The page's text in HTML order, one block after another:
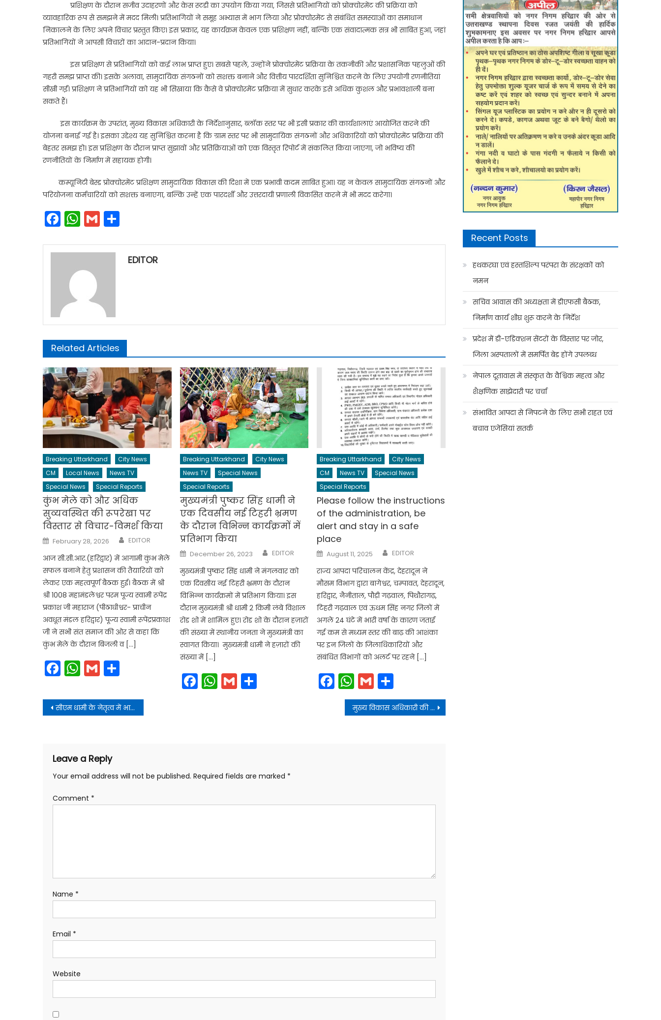
प्रशिक्षण के दौरान सजीव उदाहरणों और केस स्टडी का उपयोग किया गया, जिससे प्रतिभागियों को प्रोक्योरमेंट की प्रक्रिया को
व्यावहारिक रूप से समझने में मदद मिली। प्रतिभागियों ने समूह अभ्यास में भाग लिया और प्रोक्योरमेंट से संबंधित समस्याओं का समाधान
निकालने के लिए अपने विचार प्रस्तुत किए। इस प्रकार, यह कार्यक्रम केवल एक प्रशिक्षण नहीं, बल्कि एक संवादात्मक सत्र भी साबित हुआ, जहां
प्रतिभागियों ने आपसी विचारों का आदान-प्रदान किया।
इस प्रशिक्षण से प्रतिभागियों को कई लाभ प्राप्त हुए। सबसे पहले, उन्होंने प्रोक्योरमेंट प्रक्रिया के तकनीकी और प्रशासनिक पहलुओं की
गहरी समझ प्राप्त की। इसके अलावा, सामुदायिक संगठनों को सशक्त बनाने और वित्तीय पारदर्शिता सुनिश्चित करने के लिए उपयोगी रणनीतियां
सीखी गईं। प्रशिक्षण ने प्रतिभागियों को यह भी सिखाया कि कैसे वे प्रोक्योरमेंट प्रक्रिया में सुधार करके इसे अधिक कुशल और प्रभावशाली बना
सकते हैं।
इस कार्यक्रम के उपरांत, मुख्य विकास अधिकारी के निर्देशानुसार, ब्लॉक स्तर पर भी इसी प्रकार की कार्यशालाएं आयोजित करने की
योजना बनाई गई है। इसका उद्देश्य यह सुनिश्चित करना है कि ग्राम स्तर पर भी सामुदायिक संगठनों और अधिकारियों को प्रोक्योरमेंट प्रक्रिया की
बेहतर समझ हो। इस प्रशिक्षण के दौरान प्राप्त सुझावों और प्रतिक्रियाओं को एक विस्तृत रिपोर्ट में संकलित किया जाएगा, जो भविष्य की
रणनीतियों के निर्माण में सहायक होगी।
कम्यूनिटी बेस्ड प्रोक्योरमेंट प्रशिक्षण सामुदायिक विकास की दिशा में एक प्रभावी कदम साबित हुआ। यह न केवल सामुदायिक संगठनों और
परियोजना कर्मचारियों को सशक्त बनाएगा, बल्कि उन्हें एक पारदर्शी और उत्तरदायी प्रणाली विकसित करने में भी मदद करेगा।
Facebook
WhatsApp
Gmail
EDITOR
Related Articles
Breaking Uttarkhand
City News
CM
Local News
News TV
Special News
Special Reports
कुंभ मेले को और अधिक
सुव्यवस्थित की रूपरेखा पर
विस्तार से विचार-विमर्श किया
Posted
on
February 28, 2026 Author
EDITOR
आज सी.सी.आर.(हरिद्वार) में आगामी कुंभ मेले
सफल बनाने हेतु प्रशासन की तैयारियों को
लेकर एक महत्वपूर्ण बैठक हुई। बैठक में श्री
श्री 1008 महामंडलेश्वर परम पूज्य स्वामी रूपेंद्र
प्रकाश जी महाराज (पीठाधीश्वर- प्राचीन
अवधूत मंडल हरिद्वार) पूज्य स्वामी रूपेंद्रप्रकाश
जी ने सभी संत समाज की ओर से कहा कि
कुंभ मेले के दौरान बिजली व […]
Facebook
WhatsApp
Gmail
Breaking Uttarkhand
City News
News TV
Special News
Special Reports
मुख्यमंत्री पुष्कर सिंह धामी ने
एक दिवसीय नई टिहरी भ्रमण
के दौरान विभिन्न कार्यक्रमों में
प्रतिभाग किया
Posted
on
December 26, 2023 Author
EDITOR
मुख्यमंत्री पुष्कर सिंह धामी ने मंगलवार को
एक दिवसीय नई टिहरी भ्रमण के दौरान
विभिन्न कार्यक्रमों में प्रतिभाग किया। इस
दौरान मुख्यमंत्री श्री धामी 2 किमी लंबे विशाल
रोड शो में शामिल हुए। रोड शो के दौरान हज़ारों
की संख्या में स्थानीय जनता ने मुख्यमंत्री का
स्वागत किया। मुख्यमंत्री धामी ने हज़ारों की
संख्या में […]
Facebook
WhatsApp
GmailShare
Breaking Uttarkhand
City News
CM
News TV
Special News
Special Reports
Please follow the instructions
of the administration, be
alert and stay in a safe
place
Posted
on
August 11, 2025 Author
EDITOR
राज्य आपदा परिचालन केंद्र, देहरादून ने
मौसम विभाग द्वारा बागेश्वर, चम्पावत, देहरादून,
हरिद्वार, नैनीताल, पौड़ी गढ़वाल, पिथौरागढ़,
टिहरी गढ़वाल एवं ऊधम सिंह नगर जिलों में
अगले 24 घंटे में भारी वर्षा के कारण जताई
गई कम से मध्यम स्तर की बाढ़ की आशंका
पर इन जिलों के जिलाधिकारियों और
संबंधित विभागों को अलर्ट पर रहने […]
Facebook
WhatsApp
Gmail
Post
navigation
सीएम धामी के नेतृत्व में भाजपा का केदारनाथ में कीर्तिमान स्थापित मुख्य विकास अधिकारी की अध्यक्षता में स्वास्थ्य कार्यक्रमों की समीक्षा बैठक सम्पन्न
Leave a Reply
Your email address will not be published. Required fields are marked *
Comment *
Name *
Email *
Website
Recent Posts
हथकरघा एवं हस्तशिल्प परंपरा के संरक्षकों को
नमन
सचिव आवास की अध्यक्षता में डीएफसी बैठक,
निर्माण कार्य शीघ्र शुरू करने के निर्देश
प्रदेश में डी-एडिक्शन सेंटरों के विस्तार पर जोर,
जिला अस्पतालों में समर्पित बेड होंगे उपलब्ध
नेपाल दूतावास में संस्कृत के वैश्विक महत्व और
शैक्षणिक साझेदारी पर चर्चा
संभावित आपदा से निपटने के लिए सभी राहत एवं
बचाव एजेंसियां सतर्क